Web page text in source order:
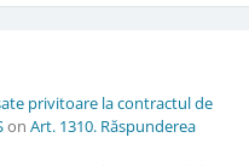
privitoare la contractul de
on Art. 1310. Răspunderea